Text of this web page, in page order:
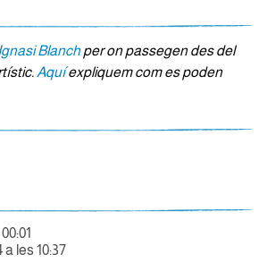
Blanchper on passegen des del
Aquíexpliquem com es poden
les 10:37